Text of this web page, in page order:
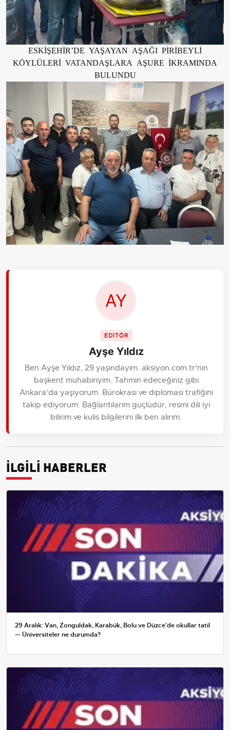
ESKİŞEHİR’DE YAŞAYAN AŞAĞI PİRİBEYLİ
KÖYLÜLERİ VATANDAŞLARA AŞURE İKRAMINDA
BULUNDU
EDİTÖR
Ayşe Yıldız
Ben Ayşe Yıldız, 29 yaşındayım. aksiyon.com.tr'nin
başkent muhabiriyim. Tahmin edeceğiniz gibi
Ankara'da yaşıyorum. Bürokrasi ve diplomasi trafiğini
takip ediyorum. Bağlantılarım güçlüdür, resmi dili iyi
bilirim ve kulis bilgilerini ilk ben alırım.
İLGİLİ HABERLER
29 Aralık: Van, Zonguldak, Karabük, Bolu ve Düzce'de okullar tatil
— Üniversiteler ne durumda?